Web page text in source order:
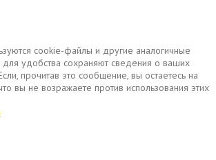
cookie-файлы и другие аналогичные
для удобства сохраняют сведения о ваших
прочитав это сообщение, вы остаетесь на
вы не возражаете против использования этих